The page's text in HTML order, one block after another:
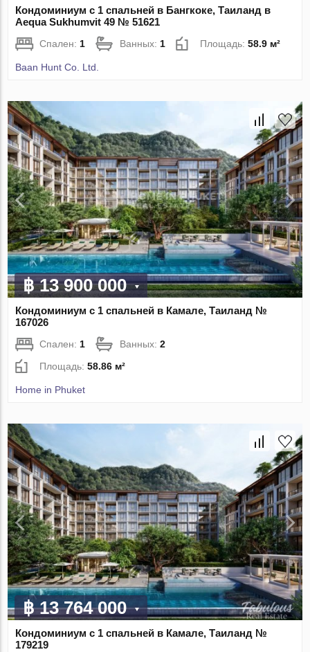
Кондоминиум с 1 спальней в Бангкоке, Таиланд в
Aequa Sukhumvit 49 № 51621
Спален:1 Ванных:1 Площадь:58.9 м²
Baan Hunt Co. Ltd.
฿ 13 900 000
Кондоминиум с 1 спальней в Камале, Таиланд №
167026
Спален: 1 Ванных:2
Площадь:58.86 м²
Home in Phuket
฿ 13 764 000
Кондоминиум с 1 спальней в Камале, Таиланд №
179219